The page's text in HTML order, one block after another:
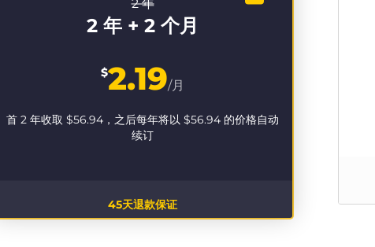
2 年
2 年 + 2 个月
$2.19/月
首 2 年收取 $56.94 ，之后每年将以 $56.94 的价格自动
续订
45天退款保证